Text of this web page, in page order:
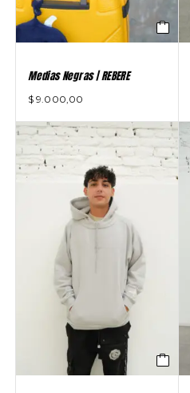
Medias Negras | REBERE
$ 9.000,00